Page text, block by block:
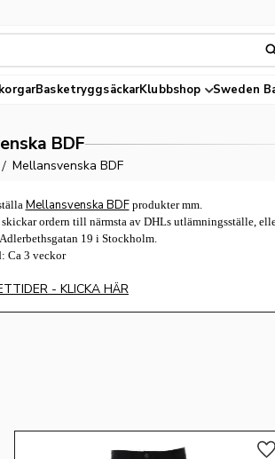
BasketryggsäckarKlubbshop Sweden
BDF
Mellansvenska BDF
Mellansvenska BDFprodukter mm.
ordern till närmsta av DHLs utlämningsställe,
19 i Stockholm.
Ca 3 veckor
- KLICKA HÄR